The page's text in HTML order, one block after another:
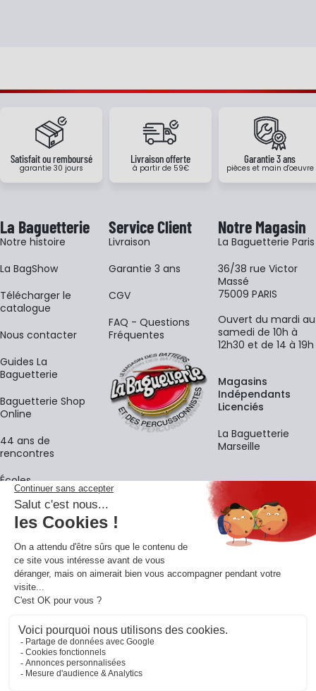
Satisfait ou remboursé
garantie 30 jours
Livraison offerte
à partir de 59€
Garantie 3 ans
pièces et main d'oeuvre
La Baguetterie
Notre histoire
La BagShow
​Télécharger le
catalogue
Nous contacter
Guides La
Baguetterie
Baguetterie Shop
Online
44 ans de
rencontres
Écoles
Service Client
Livraison
Garantie 3 ans
CGV
FAQ - Questions
Fréquentes
Notre Magasin
La Baguetterie Paris
36/38 rue Victor
Massé
75009 PARIS
Ouvert du mardi au
samedi de 10h à
12h30 et de 14 à 19h
Magasins
Indépendants
Licenciés
La Baguetterie
Marseille
La newsletter
Adresse e-mail
En vous inscrivant à notre newsletter, vous acceptez notre
confidentialité.
Retrouvons-nous sur